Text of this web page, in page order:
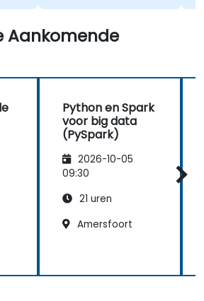
Aankomende
Python en Spark
voor big data
(PySpark)
2026-10-05
09:30
21 uren
Amersfoort